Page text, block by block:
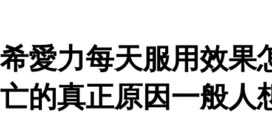
希愛力每天服用效果
亡的真正原因一般人